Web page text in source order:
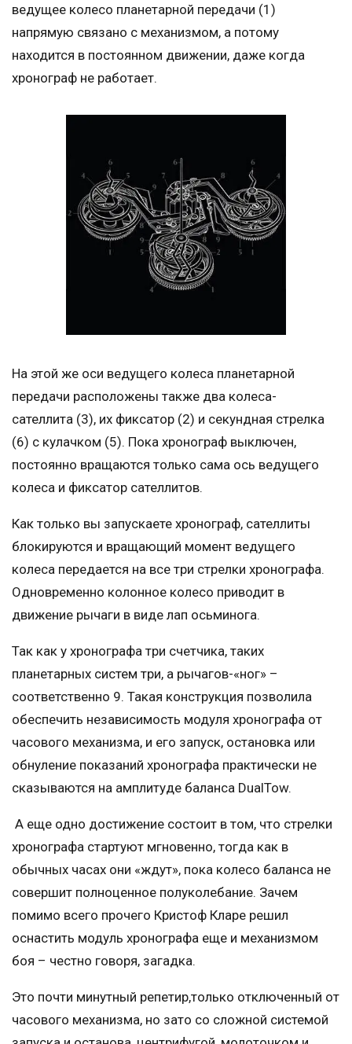
ведущее колесо планетарной передачи (1)
напрямую связано с механизмом, а потому
находится в постоянном движении, даже когда
хронограф не работает.
На этой же оси ведущего колеса планетарной
передачи расположены также два колеса-
сателлита (3), их фиксатор (2) и секундная стрелка
(6) с кулачком (5). Пока хронограф выключен,
постоянно вращаются только сама ось ведущего
колеса и фиксатор сателлитов.
Как только вы запускаете хронограф, сателлиты
блокируются и вращающий момент ведущего
колеса передается на все три стрелки хронографа.
Одновременно колонное колесо приводит в
движение рычаги в виде лап осьминога.
Так как у хронографа три счетчика, таких
планетарных систем три, а рычагов-«ног» –
соответственно 9. Такая конструкция позволила
обеспечить независимость модуля хронографа от
часового механизма, и его запуск, остановка или
обнуление показаний хронографа практически не
сказываются на амплитуде баланса DualTow.
А еще одно достижение состоит в том, что стрелки
хронографа стартуют мгновенно, тогда как в
обычных часах они «ждут», пока колесо баланса не
совершит полноценное полуколебание. Зачем
помимо всего прочего Кристоф Кларе решил
оснастить модуль хронографа еще и механизмом
боя – честно говоря, загадка.
Это почти минутный репетир,только отключенный от
часового механизма, но зато со сложной системой